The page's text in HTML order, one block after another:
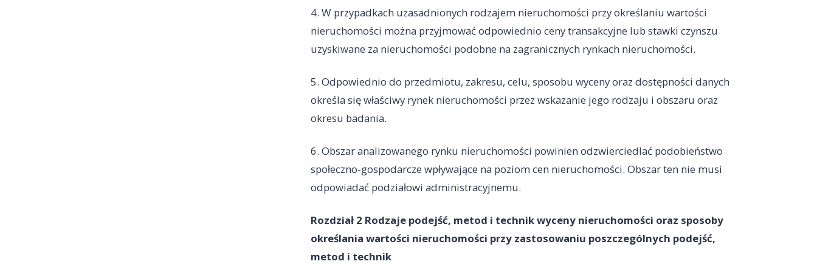
4. W przypadkach uzasadnionych rodzajem nieruchomości przy określaniu wartości
nieruchomości można przyjmować odpowiednio ceny transakcyjne lub stawki czynszu
uzyskiwane za nieruchomości podobne na zagranicznych rynkach nieruchomości.
5. Odpowiednio do przedmiotu, zakresu, celu, sposobu wyceny oraz dostępności danych
określa się właściwy rynek nieruchomości przez wskazanie jego rodzaju i obszaru oraz
okresu badania.
6. Obszar analizowanego rynku nieruchomości powinien odzwierciedlać podobieństwo
społeczno-gospodarcze wpływające na poziom cen nieruchomości. Obszar ten nie musi
odpowiadać podziałowi administracyjnemu.
Rozdział 2 Rodzaje podejść, metod i technik wyceny nieruchomości oraz sposoby
określania wartości nieruchomości przy zastosowaniu poszczególnych podejść,
metod i technik